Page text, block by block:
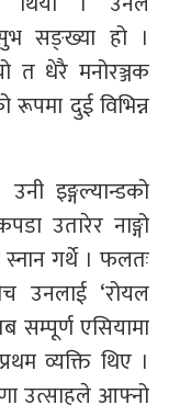
सङ्ख्या हो ।
त धेरै मनोरञ्जक
दुई विभिन्न
इङ्गल्यान्डको
उतारेर नाङ्गो
गर्थे । फलतः
उनलाई ‘रोयल
सम्पूर्ण एसियामा
व्यक्ति थिए ।
उत्साहले आफ्नो